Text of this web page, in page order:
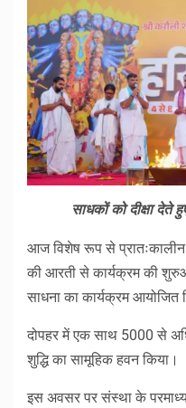
साधकों को दीक्षा देते
आज विशेष रूप से प्रातःकालीन
की आरती से कार्यक्रम की
साधना का कार्यक्रम आयोजित
दोपहर में एक साथ 5000 से
शुद्धि का सामूहिक हवन किया।
इस अवसर पर संस्था के